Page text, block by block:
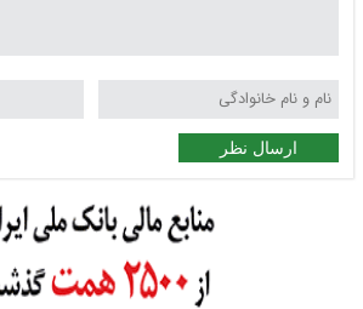
ارسال نظر